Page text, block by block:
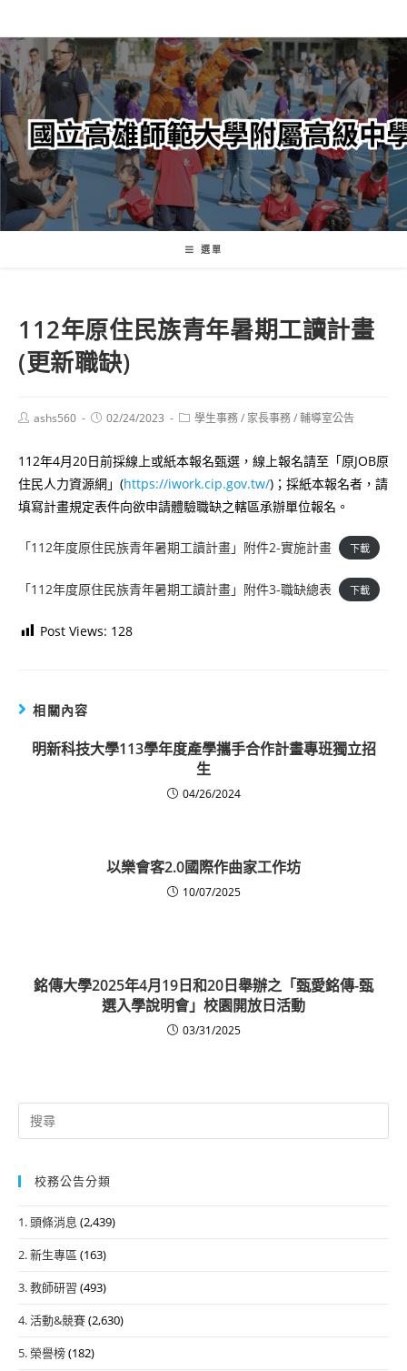
轉
至
主
內
容
選單
112年原住民族青年暑期工讀計畫
(更新職缺)
Postashs560
Post02/24/2023
Post學生事務/ 家長事務/輔導室公告
112年4月20日前採線上或紙本報名甄選，線上報名請至「原JOB原
住民人力資源網」(https://iwork.cip.gov.tw/)；採紙本報名者，請
填寫計畫規定表件向欲申請體驗職缺之轄區承辦單位報名。
「112年度原住民族青年暑期工讀計畫」附件2-實施計畫 下載
「112年度原住民族青年暑期工讀計畫」附件3-職缺總表 下載
Post Views: 128
相關內容
明新科技大學113學年度產學攜手合作計畫專班獨立招
生
04/26/2024
以樂會客2.0國際作曲家工作坊
10/07/2025
銘傳大學2025年4月19日和20日舉辦之「甄愛銘傳-甄
選入學說明會」校園開放日活動
03/31/2025
Search
for:
校務公告分類
1. 頭條消息 (2,439)
2. 新生專區 (163)
3. 教師研習 (493)
4. 活動&競賽(2,630)
5. 榮譽榜(182)